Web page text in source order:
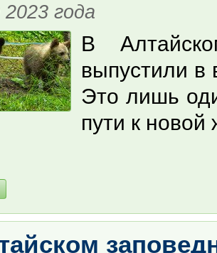
года
В
выпустили в
Это лишь
пути к новой